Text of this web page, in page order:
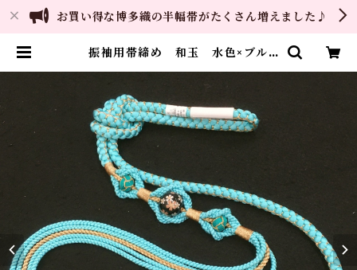
お買い得な博多織の半幅帯がたくさん増えました♪
振袖用帯締め 和玉 水色×ブル
で | ご縁や 着物・帯・和装小物
呉服問屋 直販サイト